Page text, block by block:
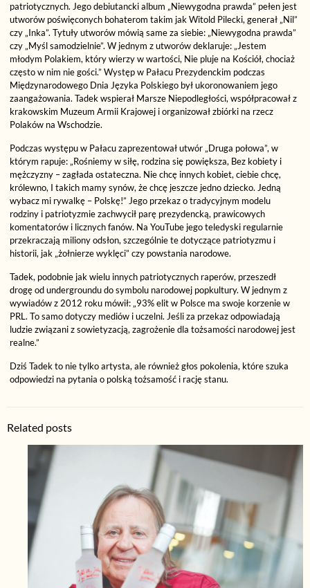
patriotycznych. Jego debiutancki album „Niewygodna prawda” pełen jest
utworów poświęconych bohaterom takim jak Witold Pilecki, generał „Nil”
czy „Inka”. Tytuły utworów mówią same za siebie: „Niewygodna prawda”
czy „Myśl samodzielnie”. W jednym z utworów deklaruje: „Jestem
młodym Polakiem, który wierzy w wartości, Nie pluje na Kościół, chociaż
często w nim nie gości.” Występ w Pałacu Prezydenckim podczas
Międzynarodowego Dnia Języka Polskiego był ukoronowaniem jego
zaangażowania. Tadek wspierał Marsze Niepodległości, współpracował z
krakowskim Muzeum Armii Krajowej i organizował zbiórki na rzecz
Polaków na Wschodzie.
Podczas występu w Pałacu zaprezentował utwór „Druga połowa”, w
którym rapuje: „Rośniemy w siłę, rodzina się powiększa, Bez kobiety i
mężczyzny – zagłada ostateczna. Nie chcę innych kobiet, ciebie chcę,
królewno, I takich mamy synów, że chcę jeszcze jedno dziecko. Jedną
wybacz mi rywalkę – Polskę!” Jego przekaz o tradycyjnym modelu
rodziny i patriotyzmie zachwycił parę prezydencką, prawicowych
komentatorów i licznych fanów. Na YouTube jego teledyski regularnie
przekraczają miliony odsłon, szczególnie te dotyczące patriotyzmu i
historii, jak „żołnierze wyklęci” czy powstania narodowe.
Tadek, podobnie jak wielu innych patriotycznych raperów, przeszedł
drogę od undergroundu do symbolu narodowej popkultury. W jednym z
wywiadów z 2012 roku mówił: „93% elit w Polsce ma swoje korzenie w
PRL. To samo dotyczy mediów i uczelni. Jeśli za przekaz odpowiadają
ludzie związani z sowietyzacją, zagrożenie dla tożsamości narodowej jest
realne.”
Dziś Tadek to nie tylko artysta, ale również głos pokolenia, które szuka
odpowiedzi na pytania o polską tożsamość i rację stanu.
Related posts